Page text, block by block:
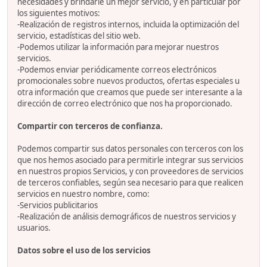
los siguientes motivos:
-Realización de registros internos, incluida la optimización del
servicio, estadísticas del sitio web.
-Podemos utilizar la información para mejorar nuestros
servicios.
-Podemos enviar periódicamente correos electrónicos
promocionales sobre nuevos productos, ofertas especiales u
otra información que creamos que puede ser interesante a la
dirección de correo electrónico que nos ha proporcionado.
Compartir con terceros de confianza.
Podemos compartir sus datos personales con terceros con los
que nos hemos asociado para permitirle integrar sus servicios
en nuestros propios Servicios, y con proveedores de servicios
de terceros confiables, según sea necesario para que realicen
servicios en nuestro nombre, como:
-Servicios publicitarios
-Realización de análisis demográficos de nuestros servicios y
usuarios.
Datos sobre el uso de los servicios